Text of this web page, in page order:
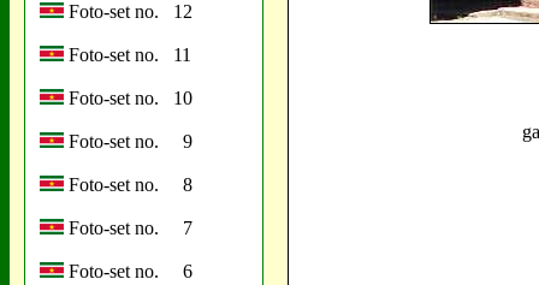
Foto-set no. 12
Foto-set no. 11
Foto-set no. 10
Foto-set no. 9
Foto-set no. 8
Foto-set no. 7
Foto-set no. 6